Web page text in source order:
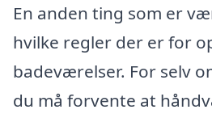
En anden ting som er
hvilke regler der er for
badeværelser. For selv
du må forvente at